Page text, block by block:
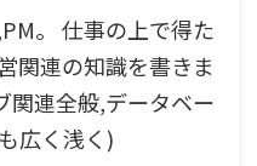
。 仕事の上で得た
関連の知識を書きま
関連全般,データベー
広く浅く)